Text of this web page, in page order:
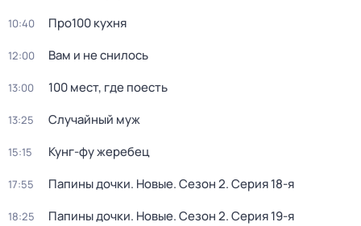
10:40 Про100 кухня
12:00 Вaм и не снилоcь
13:00 100 мест, где поесть
13:25 Случайный муж
15:15 Кунг-фу жеребец
17:55 Папины дочки. Новые. Сезон 2. Серия 18-я
18:25 Папины дочки. Новые. Сезон 2. Серия 19-я